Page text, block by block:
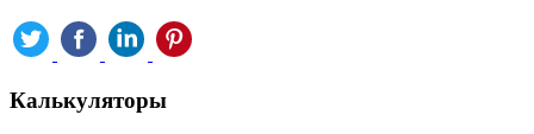
Калькуляторы